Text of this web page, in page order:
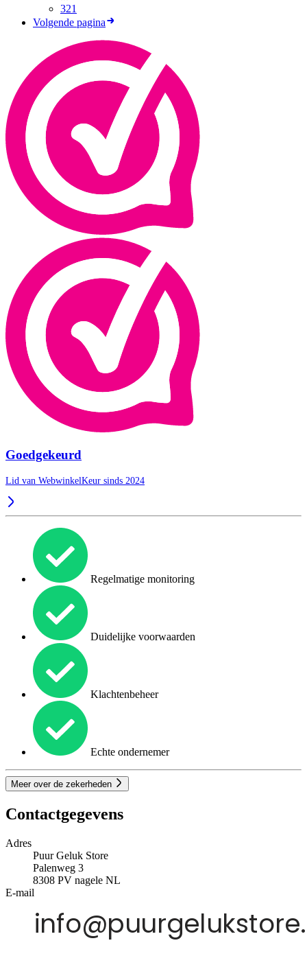
321
Volgende pagina
Goedgekeurd
Lid van WebwinkelKeur sinds 2024
Regelmatige monitoring
Duidelijke voorwaarden
Klachtenbeheer
Echte ondernemer
Meer over de zekerheden
Contactgegevens
Adres
Puur Geluk Store
Palenweg 3
8308 PV nagele NL
E-mail